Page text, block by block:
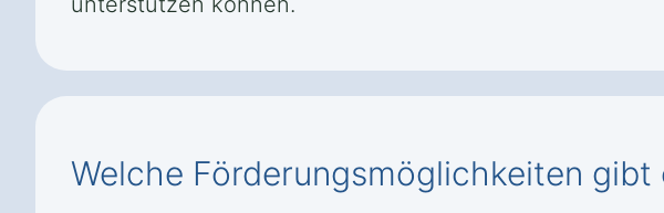
Welche Förderungsmöglichkeiten